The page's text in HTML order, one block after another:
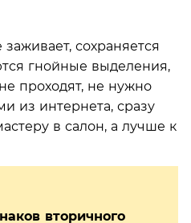
сохраняется
гнойные выделения,
проходят, не нужно
из интернета, сразу
в салон, а лучше к
вторичного